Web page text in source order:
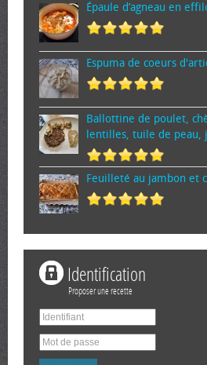
Épaule d’agneau en
Espuma de cœurs
Ballottine de poulet,
lentilles, tuile de peau,
Feuilleté au jambon et
Identification
Proposer une recette